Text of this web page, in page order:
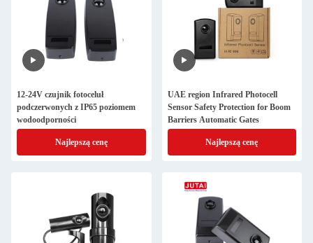
12-24V czujnik fotoceluł
podczerwonych z IP65 poziomem
wodoodporności
Najlepszą cenę
UAE region Infrared Photocell
Sensor Safety Protection for Boom
Barriers Automatic Gates
Najlepszą cenę